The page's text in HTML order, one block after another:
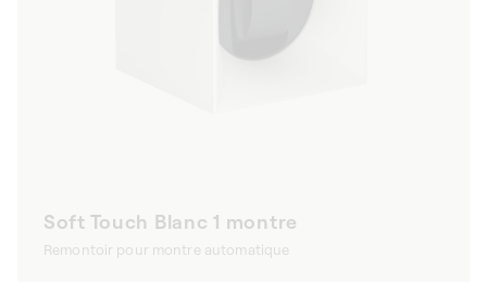
Soft Touch Blanc 1 montre
Remontoir pour montre automatique